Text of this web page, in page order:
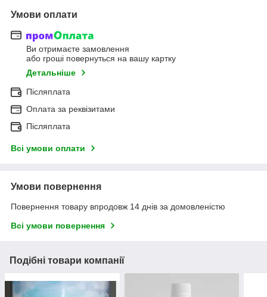
Умови оплати
Ви отримаєте замовлення
або гроші повернуться на вашу картку
Детальніше
Післяплата
Оплата за реквізитами
Післяплата
Всі умови оплати
Умови повернення
Повернення товару впродовж 14 днів за домовленістю
Всі умови повернення
Подібні товари компанії